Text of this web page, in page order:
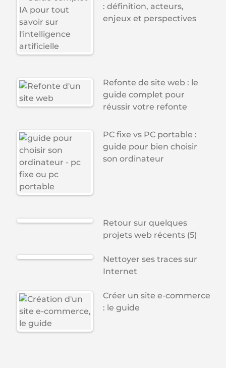
: définition, acteurs,
enjeux et perspectives
Refonte de site web : le
guide complet pour
réussir votre refonte
PC fixe vs PC portable :
guide pour bien choisir
son ordinateur
Retour sur quelques
projets web récents (5)
Nettoyer ses traces sur
Internet
Créer un site e-commerce
: le guide